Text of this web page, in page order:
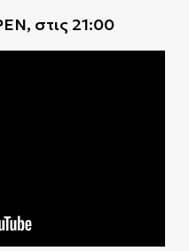
στις 21:00